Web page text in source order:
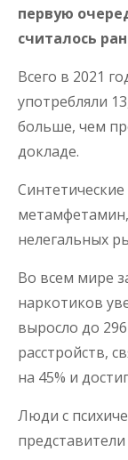
первую
считалось
Всего в 2021
употребляли
больше, чем
докладе.
нелегальных
Во всем мире
наркотиков
выросло до
расстройств,
на 45% и
Люди с